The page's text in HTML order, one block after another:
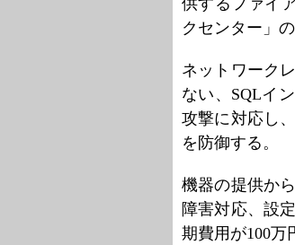
供するファイ
クセンター」
ネットワーク
ない、SQLイ
攻撃に対応し
を防御する。
機器の提供か
障害対応、設
期費用が100万